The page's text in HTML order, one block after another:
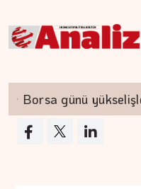
Borsa günü yükselişle